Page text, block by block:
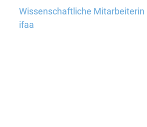
Wissenschaftliche Mitarbeiterin
ifaa